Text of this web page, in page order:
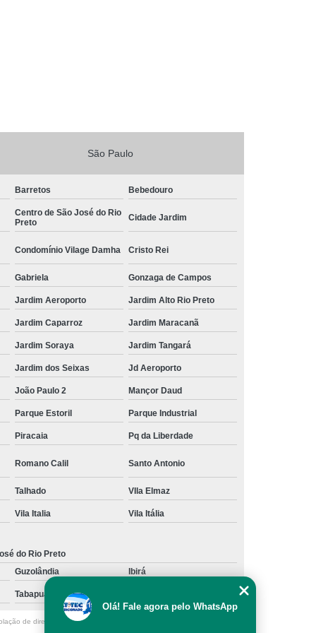
São Paulo
Barretos Bebedouro
Centro de São José do Rio
Preto
Cidade Jardim
Condomínio Vilage Damha Cristo Rei
Gabriela Gonzaga de Campos
Jardim Aeroporto Jardim Alto Rio Preto
Jardim Caparroz Jardim Maracanã
Jardim Soraya Jardim Tangará
Jardim dos Seixas Jd Aeroporto
João Paulo 2 Mançor Daud
Parque Estoril Parque Industrial
Piracaia Pq da Liberdade
Romano Calil Santo Antonio
Talhado VIla Elmaz
Vila Italia Vila Itália
do Rio Preto
Guzolândia Ibirá
Tabapuã
de direito autoral – artigo 184 do Código Penal –
Olá! Fale agora pelo WhatsApp